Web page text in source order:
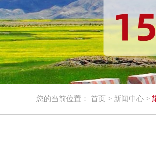
您的当前位置： 首页 > 新闻中心 >